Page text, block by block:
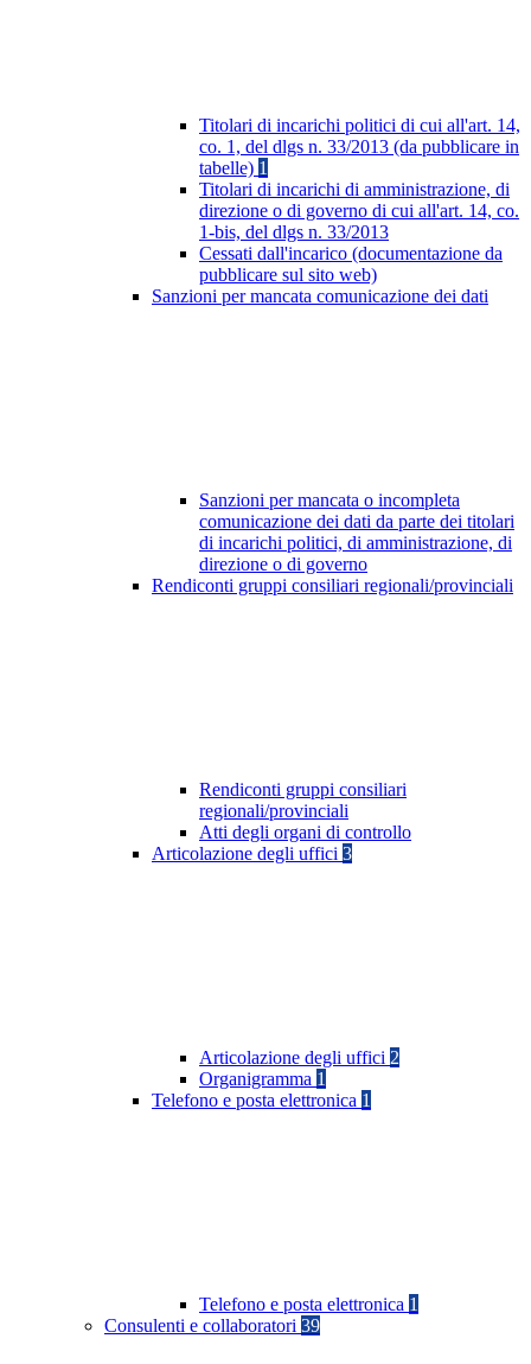
Titolari di incarichi politici di cui all'art. 14,
co. 1, del dlgs n. 33/2013 (da pubblicare in
tabelle) 1
Titolari di incarichi di amministrazione, di
direzione o di governo di cui all'art. 14, co.
1-bis, del dlgs n. 33/2013
Cessati dall'incarico (documentazione da
pubblicare sul sito web)
Sanzioni per mancata comunicazione dei dati
Sanzioni per mancata o incompleta
comunicazione dei dati da parte dei titolari
di incarichi politici, di amministrazione, di
direzione o di governo
Rendiconti gruppi consiliari regionali/provinciali
Rendiconti gruppi consiliari
regionali/provinciali
Atti degli organi di controllo
Articolazione degli uffici 3
Articolazione degli uffici 2
Organigramma 1
Telefono e posta elettronica 1
Telefono e posta elettronica 1
Consulenti e collaboratori 39